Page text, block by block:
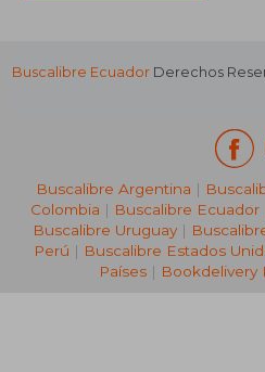
Buscalibre Ecuador Derechos
Buscalibre Argentina |
Colombia | Buscalibre Ecuador
Buscalibre Uruguay|
Perú | Buscalibre Estados
Países | Bookdelivery